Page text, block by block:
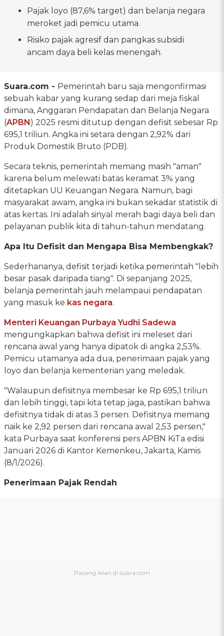
Pajak loyo (87,6% target) dan belanja negara
meroket jadi pemicu utama.
Risiko pajak agresif dan pangkas subsidi
ancam daya beli kelas menengah.
Suara.com - Pemerintah baru saja mengonfirmasi
sebuah kabar yang kurang sedap dari meja fiskal
dimana, Anggaran Pendapatan dan Belanja Negara
(APBN ) 2025 resmi ditutup dengan defisit sebesar Rp
695,1 triliun. Angka ini setara dengan 2,92% dari
Produk Domestik Bruto (PDB).
Secara teknis, pemerintah memang masih "aman"
karena belum melewati batas keramat 3% yang
ditetapkan UU Keuangan Negara. Namun, bagi
masyarakat awam, angka ini bukan sekadar statistik di
atas kertas. Ini adalah sinyal merah bagi daya beli dan
pelayanan publik kita di tahun-tahun mendatang.
Apa Itu Defisit dan Mengapa Bisa Membengkak?
Sederhananya, defisit terjadi ketika pemerintah "lebih
besar pasak daripada tiang". Di sepanjang 2025,
belanja pemerintah jauh melampaui pendapatan
yang masuk ke kas negara.
Menteri Keuangan Purbaya Yudhi Sadewa
mengungkapkan bahwa defisit ini meleset dari
rencana awal yang hanya dipatok di angka 2,53%.
Pemicu utamanya ada dua, penerimaan pajak yang
loyo dan belanja kementerian yang meledak.
"Walaupun defisitnya membesar ke Rp 695,1 triliun
dan lebih tinggi, tapi kita tetap jaga, pastikan bahwa
defisitnya tidak di atas 3 persen. Defisitnya memang
naik ke 2,92 persen dari rencana awal 2,53 persen,"
kata Purbaya saat konferensi pers APBN KiTa edisi
Januari 2026 di Kantor Kemenkeu, Jakarta, Kamis
(8/1/2026).
Penerimaan Pajak Rendah